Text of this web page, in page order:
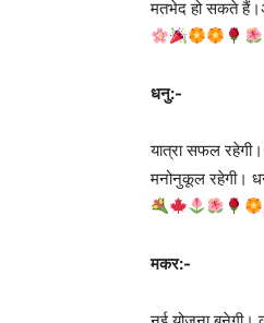
मतभेद हो सकते
धनु:-
यात्रा सफल
मनोनुकूल रहेगी।
मकर:-